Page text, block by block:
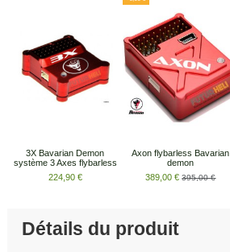
3X Bavarian Demon
système 3 Axes flybarless
224,90 €
Axon flybarless Bavarian
demon
389,00 €395,00 €
Détails du produit